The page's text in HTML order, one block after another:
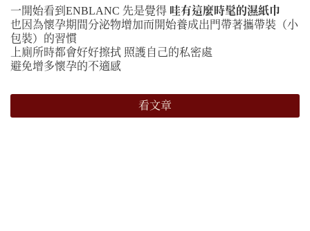
一開始看到ENBLANC 先是覺得 哇有這麼時髦的濕紙巾
也因為懷孕期間分泌物增加而開始養成出門帶著攜帶裝（小
包裝）的習慣
上廁所時都會好好擦拭 照護自己的私密處
避免增多懷孕的不適感
看文章